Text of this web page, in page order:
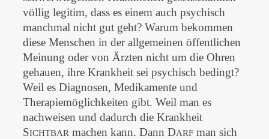
völlig legitim, dass es einem auch psychisch
manchmal nicht gut geht? Warum bekommen
diese Menschen in der allgemeinen öffentlichen
Meinung oder von Ärzten nicht um die Ohren
gehauen, ihre Krankheit sei psychisch bedingt?
Weil es Diagnosen, Medikamente und
Therapiemöglichkeiten gibt. Weil man es
nachweisen und dadurch die Krankheit
SICHTBAR machen kann. Dann DARF man sich